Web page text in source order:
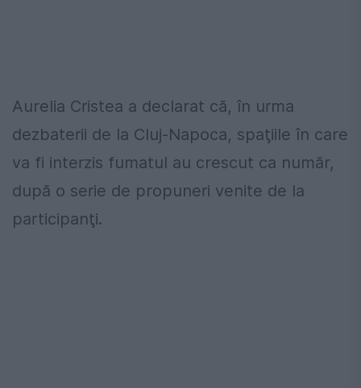
Aurelia Cristea a declarat că, în urma
dezbaterii de la Cluj-Napoca, spaţiile în care
va fi interzis fumatul au crescut ca număr,
după o serie de propuneri venite de la
participanţi.